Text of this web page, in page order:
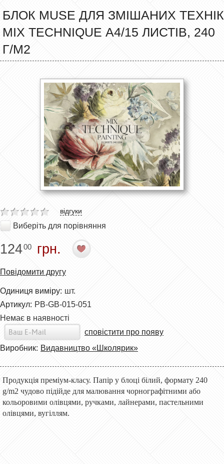
БЛОК MUSE ДЛЯ ЗМІШАНИХ ТЕХНІК
MIX TECHNIQUE А4/15 ЛИСТІВ, 240
Г/М2
відгуки
Виберіть для порівняння
12400 грн.
Повідомити другу
Одиниця виміру: шт.
Артикул: PB-GB-015-051
Немає в наявності
сповістити про появу
Виробник: Видавництво «Школярик»
Продукція преміум-класу. Папір у блоці білий, формату 240
g/m2 чудово підійде для малювання чорнографітними або
кольоровими олівцями, ручками, лайнерами, пастельними
олівцями, вугіллям.